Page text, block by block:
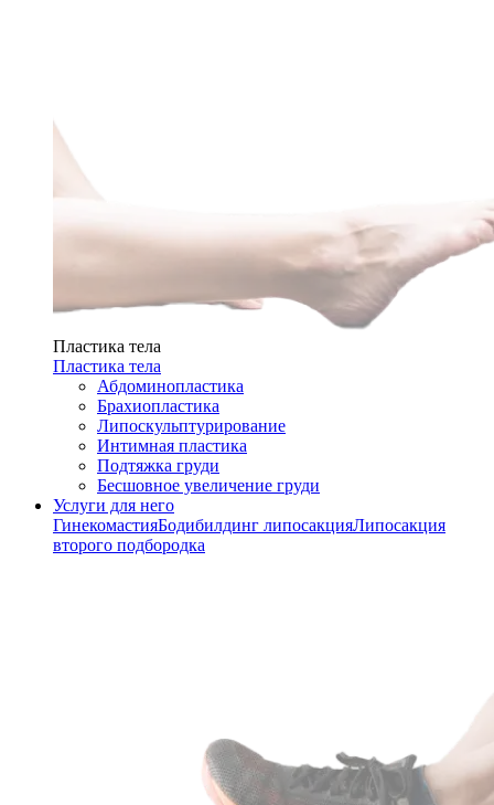
Пластика тела
Пластика тела
Абдоминопластика
Брахиопластика
Липоскульптурирование
Интимная пластика
Подтяжка груди
Бесшовное увеличение груди
Услуги для него
ГинекомастияБодибилдинг липосакцияЛипосакция
второго подбородка